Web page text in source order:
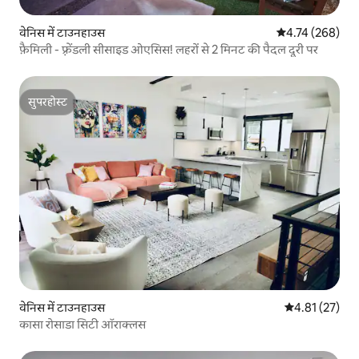
वेनिस में टाउनहाउस औसत रेटिंग 5 में से
4.74 (268)
फ़ैमिली - फ़्रेंडली सीसाइड ओएसिस! लहरों से 2 मिनट की पैदल दूरी पर
सुपरहोस्ट
सुपरहोस्ट
वेनिस में टाउनहाउस औसत रेटिंग 5 में
4.81 (27)
कासा रोसाडा सिटी ऑराक्लस